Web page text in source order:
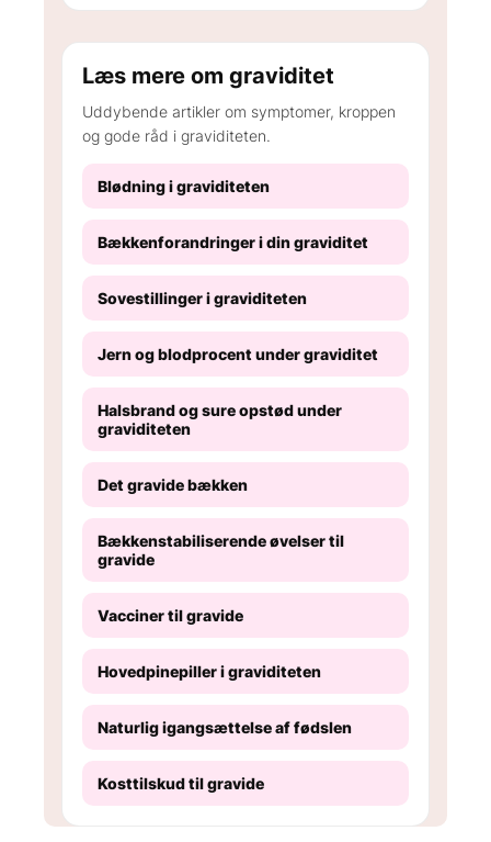
Læs mere om graviditet
Uddybende artikler om symptomer, kroppen
og gode råd i graviditeten.
Blødning i graviditeten
Bækkenforandringer i din graviditet
Sovestillinger i graviditeten
Jern og blodprocent under graviditet
Halsbrand og sure opstød under
graviditeten
Det gravide bækken
Bækkenstabiliserende øvelser til
gravide
Vacciner til gravide
Hovedpinepiller i graviditeten
Naturlig igangsættelse af fødslen
Kosttilskud til gravide